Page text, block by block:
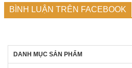
BÌNH LUẬN TRÊN FACEBOOK
DANH MỤC SẢN PHẨM